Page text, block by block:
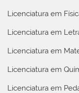
Licenciatura em
Licenciatura em
Licenciatura em
Licenciatura em
Licenciatura em